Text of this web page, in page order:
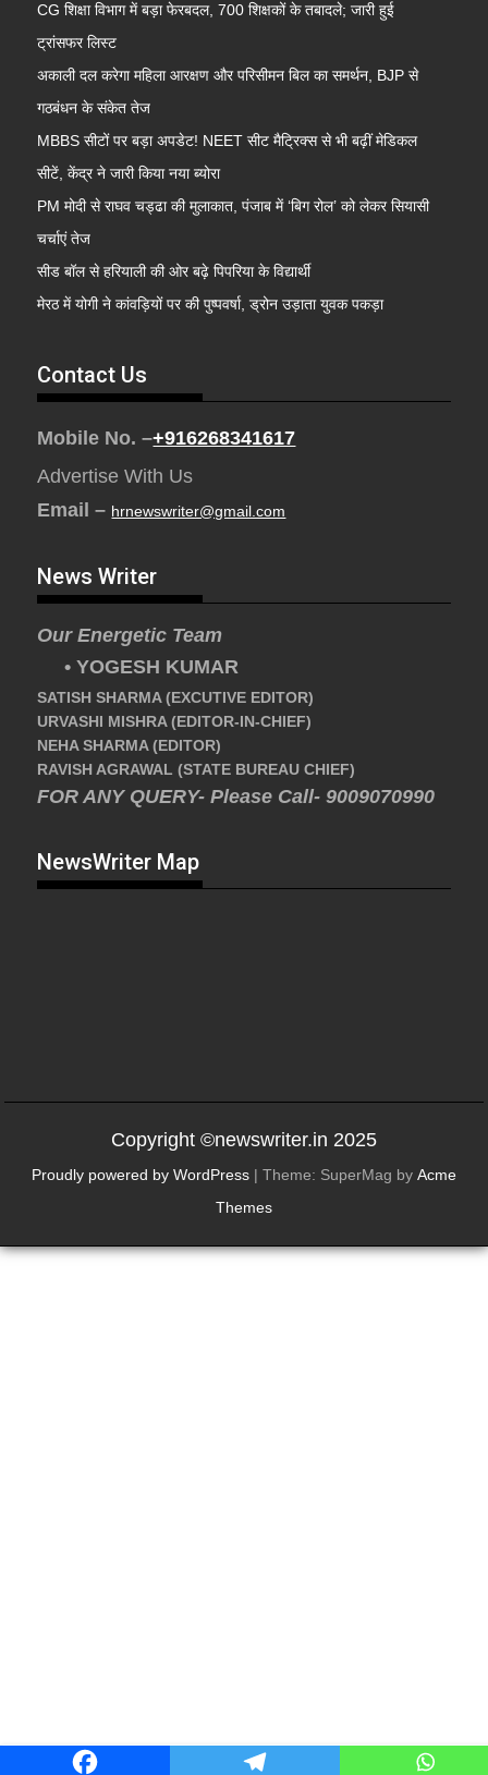
CG शिक्षा विभाग में बड़ा फेरबदल, 700 शिक्षकों के तबादले; जारी हुई
ट्रांसफर लिस्ट
अकाली दल करेगा महिला आरक्षण और परिसीमन बिल का समर्थन, BJP से
गठबंधन के संकेत तेज
MBBS सीटों पर बड़ा अपडेट! NEET सीट मैट्रिक्स से भी बढ़ीं मेडिकल
सीटें, केंद्र ने जारी किया नया ब्योरा
PM मोदी से राघव चड्ढा की मुलाकात, पंजाब में ‘बिग रोल’ को लेकर सियासी
चर्चाएं तेज
सीड बॉल से हरियाली की ओर बढ़े पिपरिया के विद्यार्थी
मेरठ में योगी ने कांवड़ियों पर की पुष्पवर्षा, ड्रोन उड़ाता युवक पकड़ा
Contact Us
Mobile No. –+916268341617
Advertise With Us
Email – hrnewswriter@gmail.com
News Writer
Our Energetic Team
• YOGESH KUMAR
SATISH SHARMA (EXCUTIVE EDITOR)
URVASHI MISHRA (EDITOR-IN-CHIEF)
NEHA SHARMA (EDITOR)
RAVISH AGRAWAL (STATE BUREAU CHIEF)
FOR ANY QUERY- Please Call- 9009070990
NewsWriter Map
Copyright ©newswriter.in 2025
Proudly powered by WordPress | Theme: SuperMag by Acme
Themes